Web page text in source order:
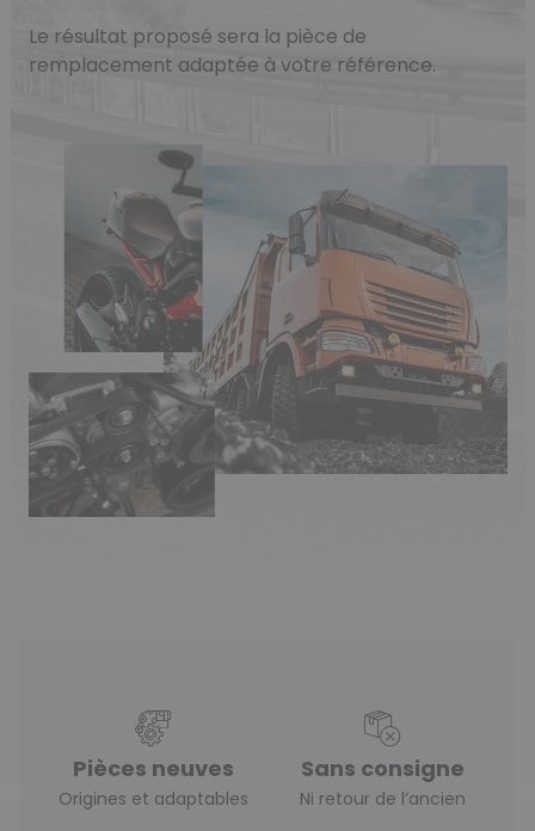
Le résultat proposé sera la pièce de
remplacement adaptée à votre référence.
Pièces neuves
Origines et adaptables
Sans consigne
Ni retour de l’ancien